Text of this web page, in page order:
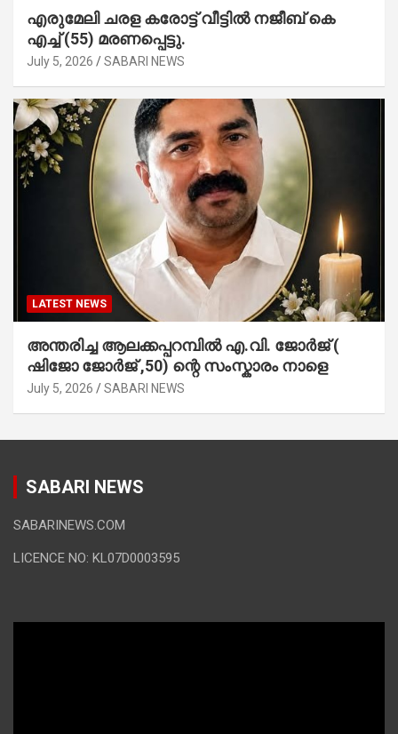
എരുമേലി ചരള കരോട്ട് വീട്ടിൽ നജീബ് കെ
എച്ച് (55) മരണപ്പെട്ടു.
July 5, 2026 SABARI NEWS
LATEST NEWS
അന്തരിച്ച ആ​ല​ക്ക​പ്പ​റമ്പിൽ​ എ.​വി. ജോ​ർ​ജ് (
ഷിജോ ജോർജ് ,50) ന്റെ സംസ്കാരം നാളെ
July 5, 2026 SABARI NEWS
SABARI NEWS
SABARINEWS.COM
LICENCE NO: KL07D0003595